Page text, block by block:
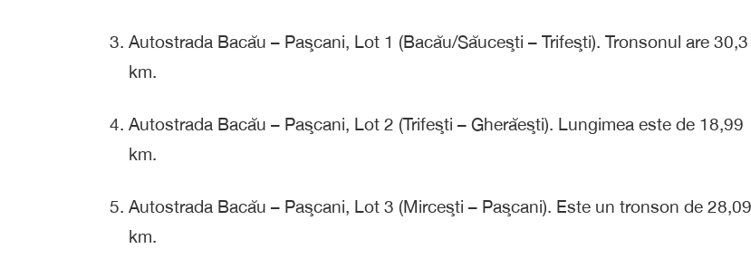
Autostrada Bacău – Paşcani, Lot 1 (Bacău/Săuceşti – Trifeşti). Tronsonul are 30,3
km.
Autostrada Bacău – Paşcani, Lot 2 (Trifeşti – Gherăeşti). Lungimea este de 18,99
km.
Autostrada Bacău – Paşcani, Lot 3 (Mirceşti – Paşcani). Este un tronson de 28,09
km.